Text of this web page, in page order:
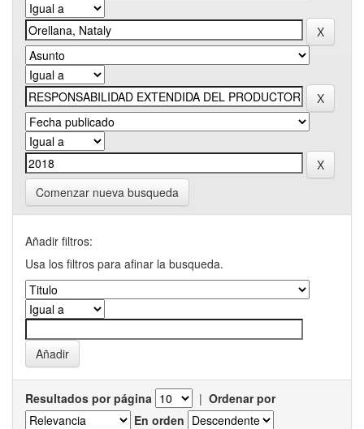
Comenzar nueva busqueda
Añadir filtros:
Usa los filtros para afinar la busqueda.
Resultados por página | Ordenar por
En orden